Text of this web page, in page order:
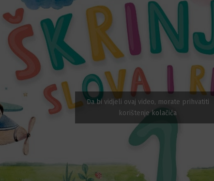
Da bi vidjeli ovaj video, morate prihvatiti
korištenje kolačića